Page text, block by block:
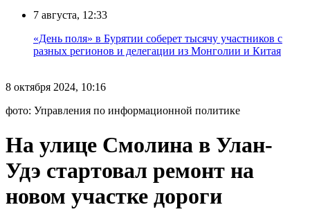
7 августа, 12:33
«День поля» в Бурятии соберет тысячу участников с
разных регионов и делегации из Монголии и Китая
8 октября 2024, 10:16
фото: Управления по информационной политике
На улице Смолина в Улан-
Удэ стартовал ремонт на
новом участке дороги